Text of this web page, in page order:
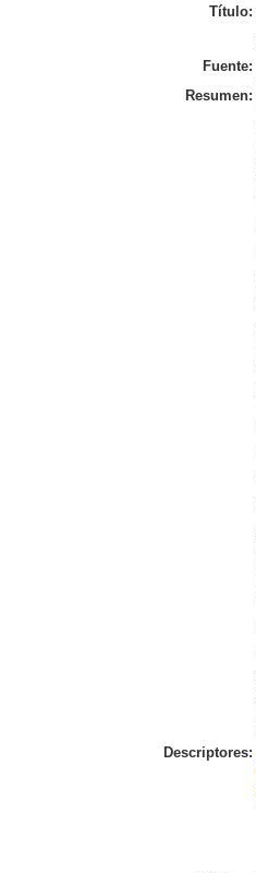
Título:
Fuente:
Resumen:
Descriptores: